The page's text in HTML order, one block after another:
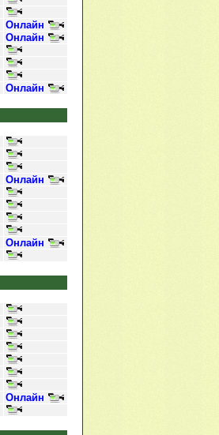
Онлайн
Онлайн
Онлайн
Онлайн
Онлайн
Онлайн